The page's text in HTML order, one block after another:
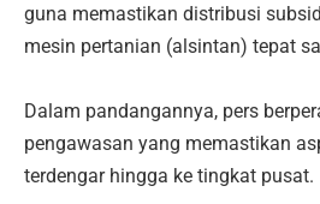
guna memastikan distribusi
mesin pertanian (alsintan) tepat
‎​Dalam pandangannya, pers
pengawasan yang memastikan
terdengar hingga ke tingkat pusat.